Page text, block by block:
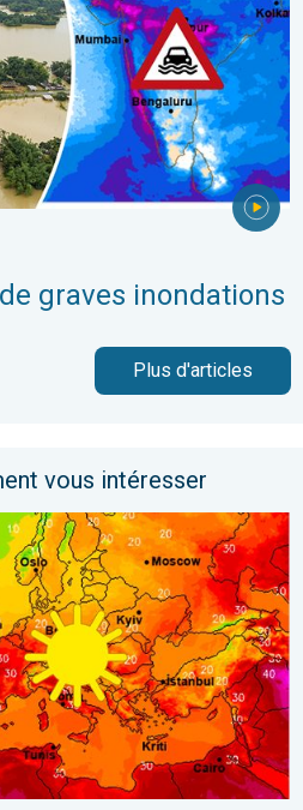
graves inondations
Plus d'articles
vous intéresser
en France. Nette hausse du